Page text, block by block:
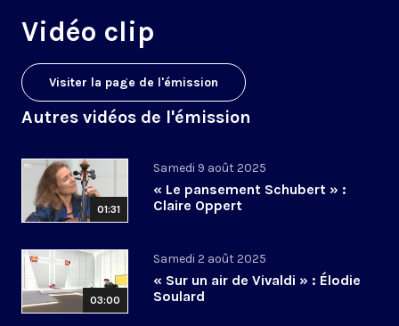
Vidéo clip
Visiter la page de l'émission
Autres vidéos de l'émission
01:31
Samedi 9 août 2025
« Le pansement Schubert » :
Claire Oppert
03:00
Samedi 2 août 2025
« Sur un air de Vivaldi » : Élodie
Soulard